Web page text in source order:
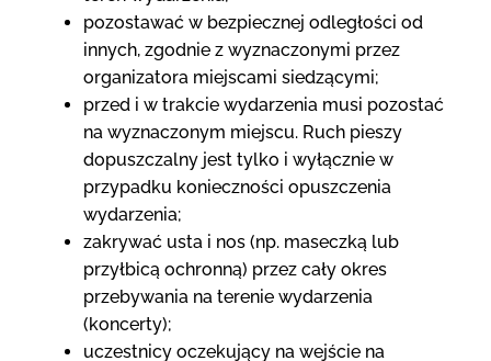
pozostawać w bezpiecznej odległości od
innych, zgodnie z wyznaczonymi przez
organizatora miejscami siedzącymi;
przed i w trakcie wydarzenia musi pozostać
na wyznaczonym miejscu. Ruch pieszy
dopuszczalny jest tylko i wyłącznie w
przypadku konieczności opuszczenia
wydarzenia;
zakrywać usta i nos (np. maseczką lub
przyłbicą ochronną) przez cały okres
przebywania na terenie wydarzenia
(koncerty);
uczestnicy oczekujący na wejście na